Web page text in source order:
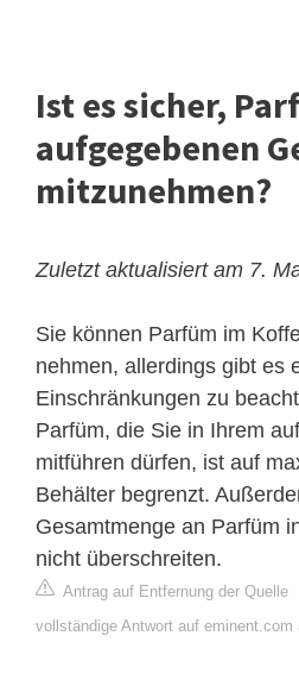
Ist es sicher,
aufgegebenen
mitzunehmen?
Zuletzt aktualisiert am 7.
Sie können Parfüm im
nehmen, allerdings gibt es
Einschränkungen zu
Parfüm, die Sie in Ihrem
mitführen dürfen, ist auf
Behälter begrenzt.
Gesamtmenge an Parfüm
nicht überschreiten.
Antrag auf Entfernung der Quelle
vollständige Antwort auf eminent.com